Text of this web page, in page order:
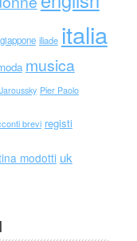
giappone iliade italia
musica
Pier Paolo
brevi registi
modotti uk